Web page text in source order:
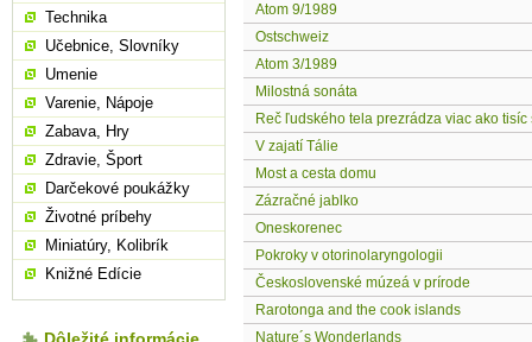
Atom 9/1989
Ostschweiz
Atom 3/1989
Milostná sonáta
Reč ľudského tela prezrádza viac ako tisíc
V zajatí Tálie
Most a cesta domu
Zázračné jablko
Oneskorenec
Pokroky v otorinolaryngologii
Československé múzeá v prírode
Rarotonga and the cook islands
Nature´s Wonderlands
Technika
Učebnice, Slovníky
Umenie
Varenie, Nápoje
Zabava, Hry
Zdravie, Šport
Darčekové poukážky
Životné príbehy
Miniatúry, Kolibrík
Knižné Edície